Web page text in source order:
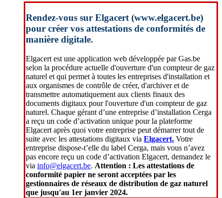
Rendez-vous sur Elgacert (www.elgacert.be)
pour créer vos attestations de conformités de
manière digitale.
Elgacert est une application web développée par Gas.be
selon la procédure actuelle d'ouverture d'un compteur de gaz
naturel et qui permet à toutes les entreprises d'installation et
aux organismes de contrôle de créer, d'archiver et de
transmettre automatiquement aux clients finaux des
documents digitaux pour l'ouverture d'un compteur de gaz
naturel. Chaque gérant d’une entreprise d’installation Cerga
a reçu un code d’activation unique pour la plateforme
Elgacert après quoi votre entreprise peut démarrer tout de
suite avec les attestations digitaux via Elgacert. Votre
entreprise dispose-t’elle du label Cerga, mais vous n’avez
pas encore reçu un code d’activation Elgacert, demandez le
via info@elgacert.be. Attention : Les attestations de
conformité papier ne seront acceptées par les
gestionnaires de réseaux de distribution de gaz naturel
que jusqu'au 1er janvier 2024.